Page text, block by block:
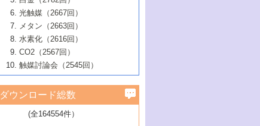
B号 第123回触媒討論会（2019年・大阪
B号 第119回触媒討論会（2017年・首都
大学東京）
者たち～（2）
5号 触媒研究の最先端～とびたて若き研究
者たち～（3）
6号 イオニクス材料と燃料電池・電解合成
の最新の研究動向
B号 第117回触媒討論会（2016年・大阪府
立大学）
5号 工業触媒およびその周辺技術の最近の
進歩
6号 ナノシート
B号 第115回触媒討論会（2015年・成蹊大
4号 人工光合成に向けた近年のアプローチ
5号 未利用熱エネルギーの有効活用に貢献
する触媒技術
6号 ポリオキソメタレート
B号 第113回触媒討論会（2014年・ロワジ
ールホテル豊橋）
媒技術
4号 貴金属触媒の精密構造制御とその活用
5号 バイオマス化成品製造のための固体触
6号 ナノ空間─吸着状態解析から新機能開拓
B号 第111回触媒討論会（2013年・関西大
3号 貴金属低減技術の最新動向
4号 貴金属代替技術の最新動向
5号 光触媒による物質変換反応の新展開
6号 グラフェン
7号 水素を利用する化成品合成の新潮流
2号 第107回触媒討論会
3号 触媒のその場観察法の進歩（１）
4号 触媒のその場観察法の進歩（２）
5号 不活性結合の触媒的活性化による有機
合成
6号 新しい固体酸触媒技術
7号 ゼオライト合成における最近の進歩
1号 触媒の劣化対策と長寿命触媒開発
2号 第105回触媒討論会
3号 ナノ構造が拓く新機能
4号 活性サイトおよびその環境の精密な設
計による触媒の高機能化
5号 触媒を有効に使うための技術
7号 有機分子触媒による精密有機合成
1号 炭素材料－熱い注目を集める材料－
2号 第103回触媒討論会
3号 環境浄化用光触媒の現状と課題
4号 水素社会の実現に向けた水素製造・貯
蔵技術の進歩
5号 CO2が関わる触媒・材料
▼50巻（2008年）
1号 触媒化学と学会のこの10年，半世紀，
そして未来
2号 第101回触媒討論会
4号 錯体を利用したユニークな表面構造の
構築と機能
▼49巻（2007年）
1号 含フッ素化合物の合成と触媒
2号 第99回触媒討論会
3号 実用的ファインケミカル合成プロセス
を実現する触媒
▼48巻（2006年）
1号 固体酸触媒の最近の進歩
2号 第97回触媒討論会
3号 リビング重合触媒の最近の展開
1号 最近の触媒担体とその効果
2号 第95回触媒討論会
▼46巻（2004年）
1号 部分酸化反応触媒の最前線
▼45巻（2003年）
光触媒（2667回）
メタン（2663回）
水素化（2616回）
CO2（2567回）
触媒討論会（2545回）
ダウンロード総数
(全164554件）